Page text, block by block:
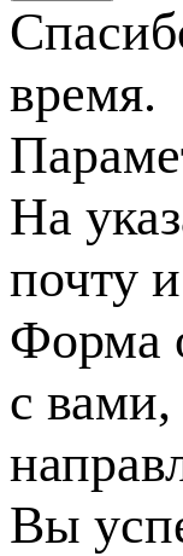
время.
На
почту
Форма
с вами,
Вы